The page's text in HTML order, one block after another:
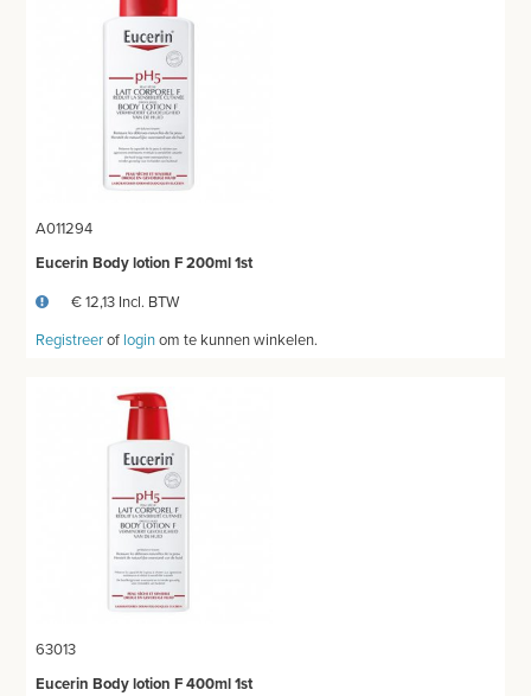
A011294
Eucerin Body lotion F 200ml 1st
€ 12,13 Incl. BTW
Registreerof loginom te kunnen winkelen.
63013
Eucerin Body lotion F 400ml 1st